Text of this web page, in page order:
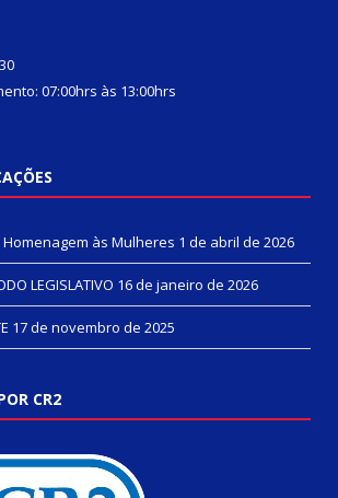
07:00hrs às 13:00hrs
às Mulheres 1 de abril de 2026
LEGISLATIVO 16 de janeiro de 2026
17 de novembro de 2025
CR2